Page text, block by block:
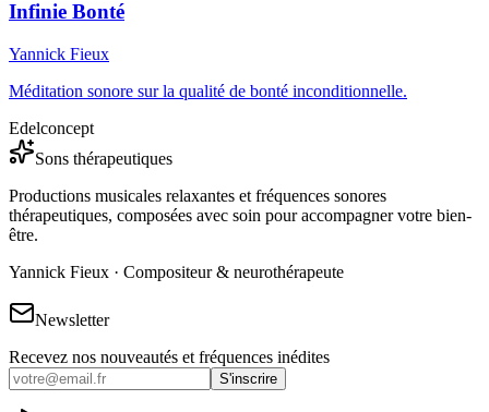
Infinie Bonté
Yannick Fieux
Méditation sonore sur la qualité de bonté inconditionnelle.
Edelconcept
Sons thérapeutiques
Productions musicales relaxantes et fréquences sonores
thérapeutiques, composées avec soin pour accompagner votre bien-
être.
Yannick Fieux · Compositeur & neurothérapeute
Newsletter
Recevez nos nouveautés et fréquences inédites
S'inscrire